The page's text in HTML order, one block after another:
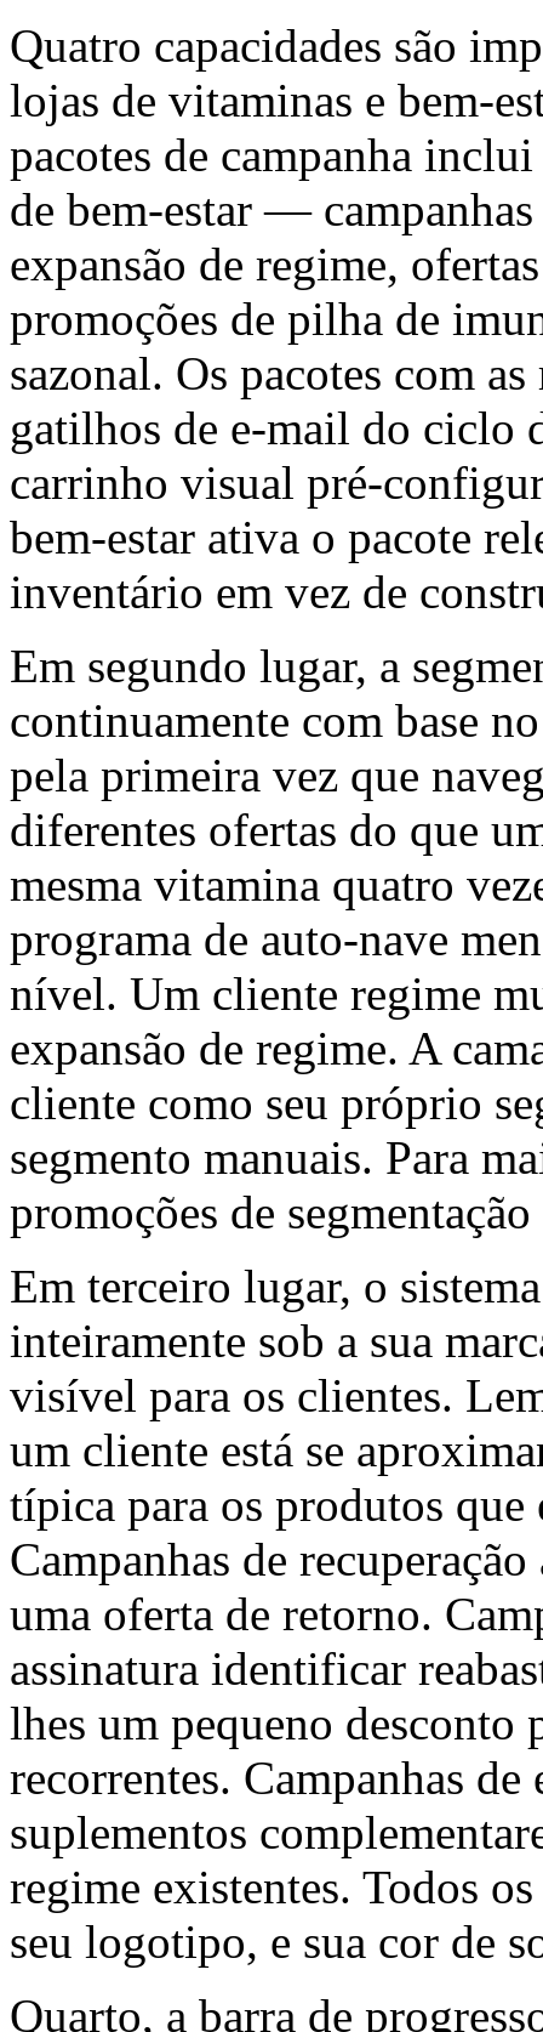
Quatro capacidades são
lojas de vitaminas e bem-
pacotes de campanha
de bem-estar —
expansão de regime,
promoções de pilha de
sazonal. Os pacotes com
gatilhos de e-mail do ciclo
carrinho visual pré-
bem-estar ativa o pacote
inventário em vez de
Em segundo lugar, a
continuamente com base
pela primeira vez que
diferentes ofertas do que
mesma vitamina quatro
programa de auto-nave
nível. Um cliente regime
expansão de regime. A
cliente como seu próprio
segmento manuais. Para
promoções de
Em terceiro lugar, o
inteiramente sob a sua
visível para os clientes.
um cliente está se
típica para os produtos que
Campanhas de
uma oferta de retorno.
assinatura identificar
lhes um pequeno desconto
recorrentes. Campanhas
suplementos
regime existentes. Todos
seu logotipo, e sua cor de
Quarto, a barra de